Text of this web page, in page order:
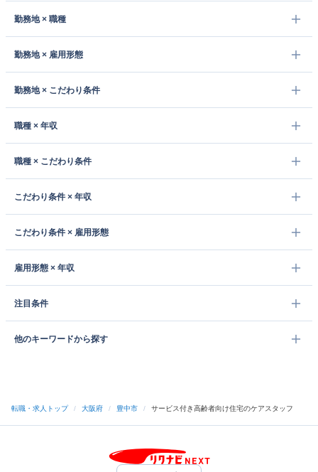
勤務地 × 職種
勤務地 × 雇用形態
勤務地 × こだわり条件
職種 × 年収
職種 × こだわり条件
こだわり条件 × 年収
こだわり条件 × 雇用形態
雇用形態 × 年収
注目条件
他のキーワードから探す
転職・求人トップ / 大阪府 / 豊中市 / サービス付き高齢者向け住宅のケアスタッフ